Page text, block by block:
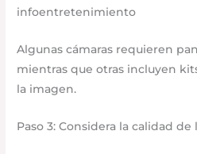
infoentretenimiento
Algunas cámaras requieren
mientras que otras incluyen
la imagen.
Paso 3: Considera la calidad